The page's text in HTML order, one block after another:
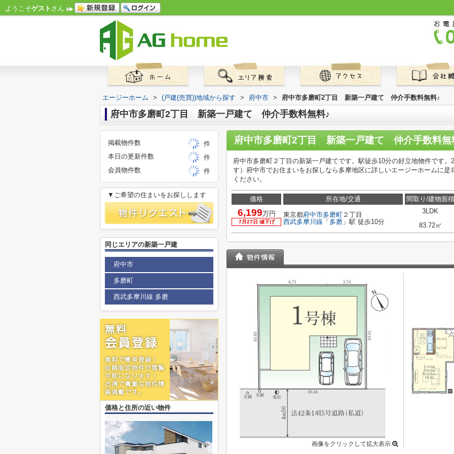
ようこそゲスト さん
エージーホーム > (戸建(売買))地域から探す > 府中市 > 府中市多磨町2丁目 新築一戸建て 仲介手数料無料♪
府中市多磨町2丁目 新築一戸建て 仲介手数料無料♪
府中市多磨町2丁目 新築一戸建て 仲介手数料無
府中市多磨町２丁目の新築一戸建てです。駅徒歩10分の好立地物件です
す）府中市でお住まいをお探しなら多摩地区に詳しいエージーホームに
ください。
価格
6,199万円
7月27日 値下げ
所在地/交通
東京都府中市多磨町 ２丁目
西武多摩川線 「 多磨 」駅 徒歩10分
間取り/建物面積
3LDK
83.72㎡
画像をクリックして拡大表示
掲載物件数
件
本日の更新件数
件
会員物件数
件
▼ご希望の住まいをお探しします
同じエリアの新築一戸建
府中市
多磨町
西武多摩川線 多磨
価格と住所の近い物件